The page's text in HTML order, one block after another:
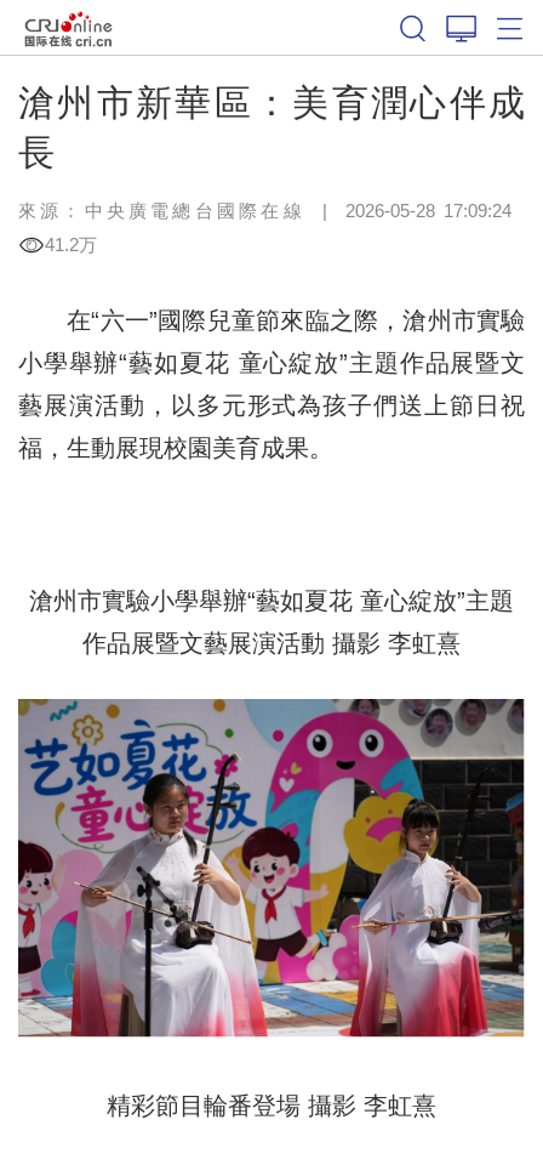
滄州市新華區：美育潤心伴成
長
來源：中央廣電總台國際在線 | 2026-05-28 17:09:24
41.2万
在“六一”國際兒童節來臨之際，滄州市實驗
小學舉辦“藝如夏花 童心綻放”主題作品展暨文
藝展演活動，以多元形式為孩子們送上節日祝
福，生動展現校園美育成果。
滄州市實驗小學舉辦“藝如夏花 童心綻放”主題
作品展暨文藝展演活動 攝影 李虹熹
精彩節目輪番登場 攝影 李虹熹